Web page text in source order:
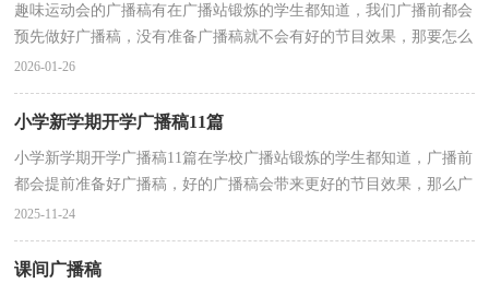
趣味运动会的广播稿有在广播站锻炼的学生都知道，我们广播前都会
预先做好广播稿，没有准备广播稿就不会有好的节目效果，那要怎么
写好广播稿呢？以下是小编收集整理的趣味运动会的广...
2026-01-26
小学新学期开学广播稿11篇
小学新学期开学广播稿11篇在学校广播站锻炼的学生都知道，广播前
都会提前准备好广播稿，好的广播稿会带来更好的节目效果，那么广
播稿应该怎么写才合适呢？下面是小编帮大家整理的小...
2025-11-24
课间广播稿